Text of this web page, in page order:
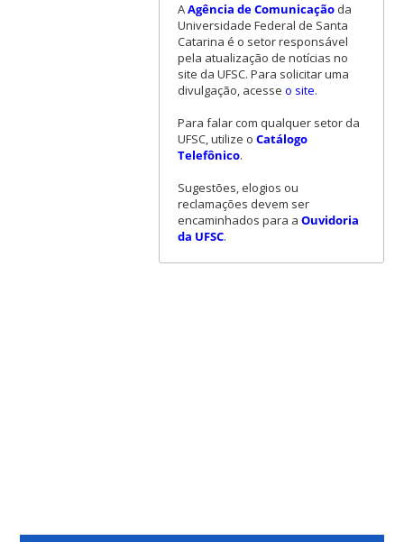
AAgência de Comunicaçãoda
Universidade Federal de Santa
Catarina é o setor responsável
pela atualização de notícias no
site da UFSC. Para solicitar uma
divulgação, acesse o site.
Para falar com qualquer setor da
UFSC, utilize o Catálogo
Telefônico.
Sugestões, elogios ou
reclamações devem ser
encaminhados para a Ouvidoria
da UFSC.